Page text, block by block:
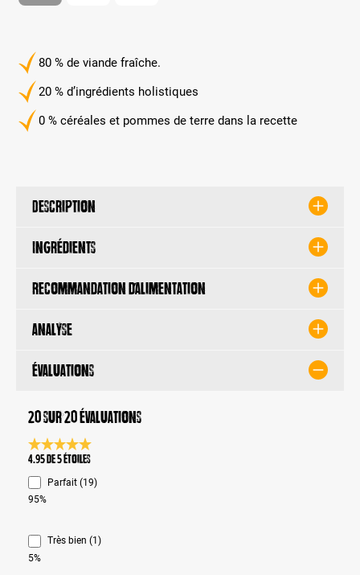
80 % de viande fraîche.
20 % d’ingrédients holistiques
0 % céréales et pommes de terre dans la recette
Description
Ingrédients
Recommandation d’alimentation
Analyse
Évaluations
20 sur 20 évaluations
Note moyenne de 4.9 sur 5 étoiles
4.95 de 5 Étoiles
Parfait (19)
95%
Très bien (1)
5%